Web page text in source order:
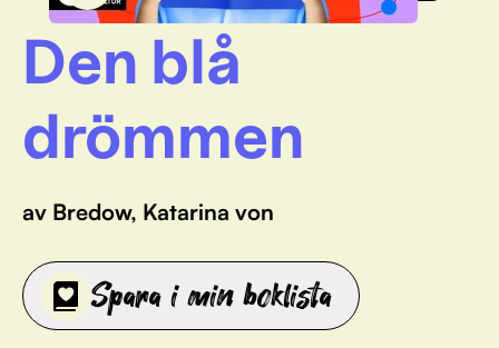
Den blå
drömmen
av Bredow, Katarina von
Spara i min boklista